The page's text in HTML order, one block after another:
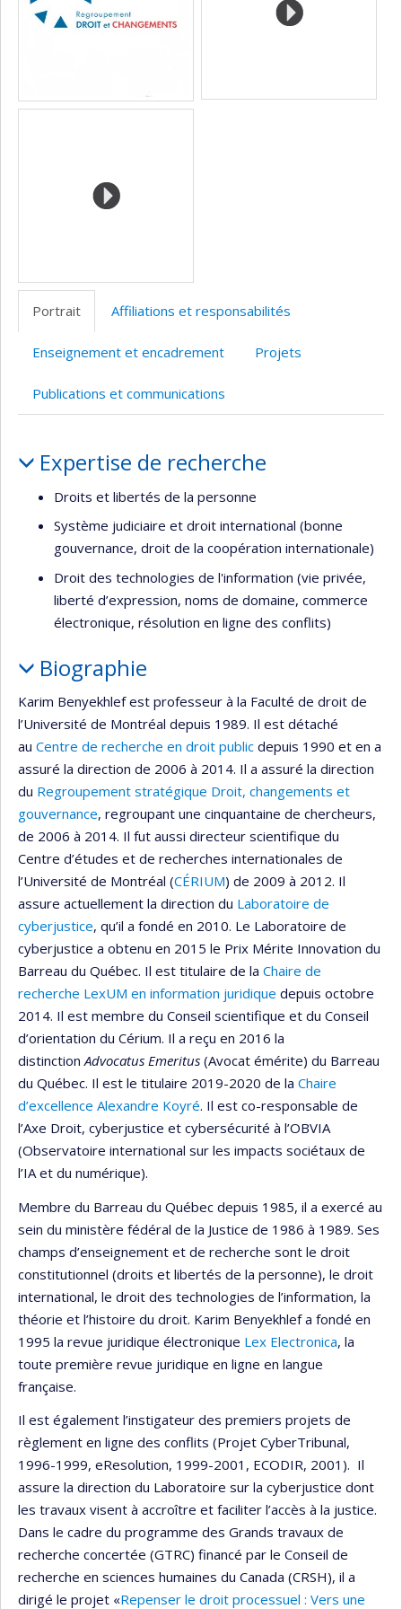
Portrait Affiliations et responsabilités
Enseignement et encadrement Projets
Publications et communications
Expertise de recherche
Droits et libertés de la personne
Système judiciaire et droit international (bonne
gouvernance, droit de la coopération internationale)
Droit des technologies de l'information (vie privée,
liberté d’expression, noms de domaine, commerce
électronique, résolution en ligne des conflits)
Biographie
Karim Benyekhlef est professeur à la Faculté de droit de
l’Université de Montréal depuis 1989. Il est détaché
au Centre de recherche en droit public depuis 1990 et en a
assuré la direction de 2006 à 2014. Il a assuré la direction
du Regroupement stratégique Droit, changements et
gouvernance, regroupant une cinquantaine de chercheurs,
de 2006 à 2014. Il fut aussi directeur scientifique du
Centre d’études et de recherches internationales de
l’Université de Montréal (CÉRIUM) de 2009 à 2012. Il
assure actuellement la direction du Laboratoire de
cyberjustice, qu’il a fondé en 2010. Le Laboratoire de
cyberjustice a obtenu en 2015 le Prix Mérite Innovation du
Barreau du Québec. Il est titulaire de la Chaire de
recherche LexUM en information juridique depuis octobre
2014. Il est membre du Conseil scientifique et du Conseil
d’orientation du Cérium. Il a reçu en 2016 la
distinctionAdvocatus Emeritus (Avocat émérite) du Barreau
du Québec. Il est le titulaire 2019-2020 de la Chaire
d’excellence Alexandre Koyré. Il est co-responsable de
l’Axe Droit, cyberjustice et cybersécurité à l’OBVIA
(Observatoire international sur les impacts sociétaux de
l’IA et du numérique).
Membre du Barreau du Québec depuis 1985, il a exercé au
sein du ministère fédéral de la Justice de 1986 à 1989. Ses
champs d’enseignement et de recherche sont le droit
constitutionnel (droits et libertés de la personne), le droit
international, le droit des technologies de l’information, la
théorie et l’histoire du droit. Karim Benyekhlef a fondé en
1995 la revue juridique électronique Lex Electronica, la
toute première revue juridique en ligne en langue
française.
Il est également l’instigateur des premiers projets de
règlement en ligne des conflits (Projet CyberTribunal,
1996-1999, eResolution, 1999-2001, ECODIR, 2001). Il
assure la direction du Laboratoire sur la cyberjustice dont
les travaux visent à accroître et faciliter l’accès à la justice.
Dans le cadre du programme des Grands travaux de
recherche concertée (GTRC) financé par le Conseil de
recherche en sciences humaines du Canada (CRSH), il a
dirigé le projet «Repenser le droit processuel : Vers une